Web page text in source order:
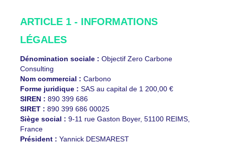
ARTICLE 1 - INFORMATIONS
LÉGALES
Dénomination sociale : Objectif Zero Carbone
Consulting
Nom commercial : Carbono
Forme juridique : SAS au capital de 1 200,00 €
SIREN : 890 399 686
SIRET : 890 399 686 00025
Siège social : 9-11 rue Gaston Boyer, 51100 REIMS,
France
Président : Yannick DESMAREST